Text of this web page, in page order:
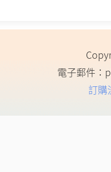
電子郵件：
訂購